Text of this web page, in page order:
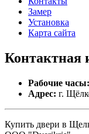
Замер
Установка
Карта сайта
Контактная
Рабочие часы:
Адрес: г.
Купить двери в